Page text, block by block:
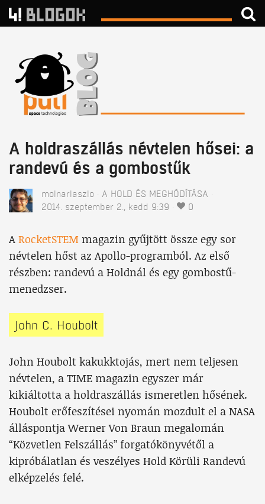
A holdraszállás névtelen hősei: a
randevú és a gombostűk
molnarlaszlo
A HOLD ÉS MEGHÓDÍTÁSA
2014. szeptember 2., kedd 9:39
0
A RocketSTEM magazin gyűjtött össze egy sor
névtelen hőst az Apollo-programból. Az első
részben: randevú a Holdnál és egy gombostű-
menedzser.
John C. Houbolt
John Houbolt kakukktojás, mert nem teljesen
névtelen, a TIME magazin egyszer már
kikiáltotta a holdraszállás ismeretlen hősének.
Houbolt erőfeszítései nyomán mozdult el a NASA
álláspontja Werner Von Braun megalomán
“Közvetlen Felszállás” forgatókönyvétől a
kipróbálatlan és veszélyes Hold Körüli Randevú
elképzelés felé.